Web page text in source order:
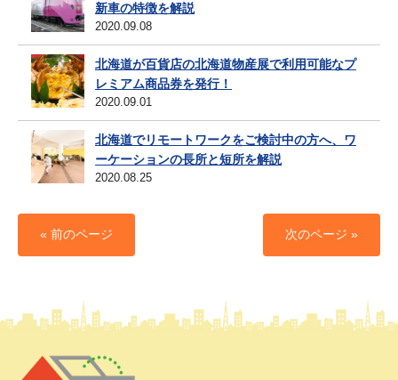
新車の特徴を解説
2020.09.08
北海道が百貨店の北海道物産展で利用可能なプ
レミアム商品券を発行！
2020.09.01
北海道でリモートワークをご検討中の方へ、ワ
ーケーションの長所と短所を解説
2020.08.25
« 前のページ 次のページ »